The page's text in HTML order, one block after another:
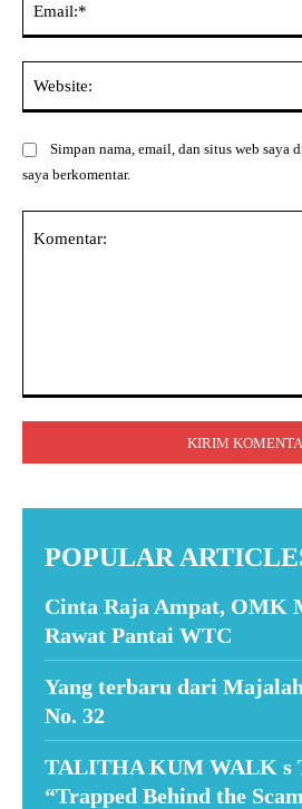
Simpan nama, email, dan situs web
saya berkomentar.
POPULAR
Cinta Raja Ampat, OMK
Rawat Pantai WTC
Yang terbaru dari
No. 32
TALITHA KUM WALK s
“Trapped Behind the